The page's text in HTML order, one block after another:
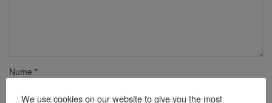
Nume *
We use cookies on our website to give you the most